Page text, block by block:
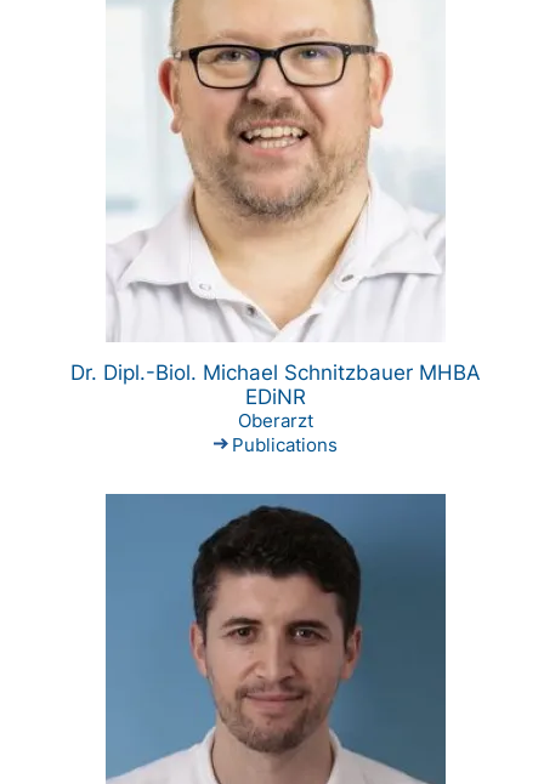
Dr. Dipl.-Biol. Michael Schnitzbauer MHBA
EDiNR
Oberarzt
Publications